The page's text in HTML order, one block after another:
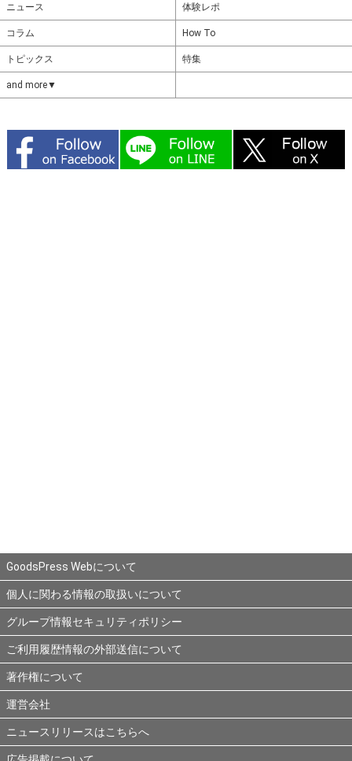
ニュース 体験レポ
コラム How To
トピックス 特集
and more▼
GoodsPress Webについて
個人に関わる情報の取扱いについて
グループ情報セキュリティポリシー
ご利用履歴情報の外部送信について
著作権について
運営会社
ニュースリリースはこちらへ